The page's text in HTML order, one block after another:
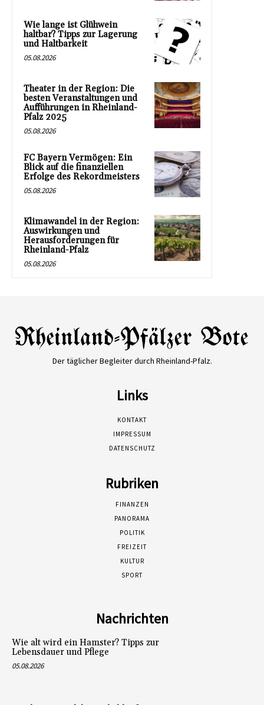
Wie lange ist Glühwein
haltbar? Tipps zur Lagerung
und Haltbarkeit
05.08.2026
Theater in der Region: Die
besten Veranstaltungen und
Aufführungen in Rheinland-
Pfalz 2025
05.08.2026
FC Bayern Vermögen: Ein
Blick auf die finanziellen
Erfolge des Rekordmeisters
05.08.2026
Klimawandel in der Region:
Auswirkungen und
Herausforderungen für
Rheinland-Pfalz
05.08.2026
Der täglicher Begleiter durch Rheinland-Pfalz.
Links
KONTAKT
IMPRESSUM
DATENSCHUTZ
Rubriken
FINANZEN
PANORAMA
POLITIK
FREIZEIT
KULTUR
SPORT
Nachrichten
Wie alt wird ein Hamster? Tipps zur
Lebensdauer und Pflege
05.08.2026